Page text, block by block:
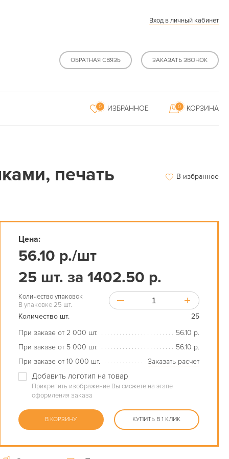
Вход в личный кабинет
ОБРАТНАЯ СВЯЗЬ ЗАКАЗАТЬ ЗВОНОК
0 ИЗБРАННОЕ 0 КОРЗИНА
печать
В избранное
Цена:
56.10 р./шт
25 шт. за 1402.50 р.
Количество упаковок
В упаковке 25 шт.
Количество шт.
25
При заказе от 2 000 шт.
56.10 р.
При заказе от 5 000 шт.
56.10 р.
При заказе от 10 000 шт.
Заказать расчет
Добавить логотип на товар
Прикрепить изображение Вы сможете на этапе
оформления заказа
В КОРЗИНУ КУПИТЬ В 1 КЛИК